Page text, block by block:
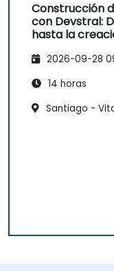
Construcción
con Devstral:
hasta la
2026-09-28
14 horas
Santiago -